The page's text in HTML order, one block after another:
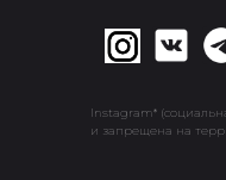
Instagram*
и запрещена на